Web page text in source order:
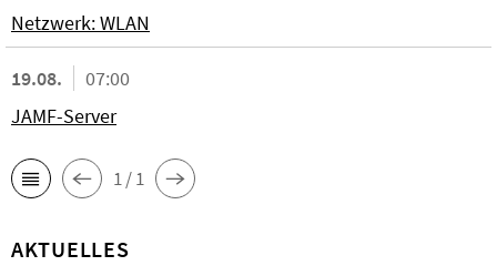
Netzwerk: WLAN
19.08.
07:00
JAMF-Server
1 / 1
AKTUELLES